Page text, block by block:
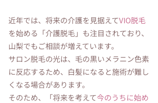
近年では、将来の介護を見据えてVIO脱毛
を始める「介護脱毛」も注目されており、
山梨でもご相談が増えています。
サロン脱毛の光は、毛の黒いメラニン色素
に反応するため、白髪になると施術が難し
くなる場合があります。
そのため、「将来を考えて今のうちに始め